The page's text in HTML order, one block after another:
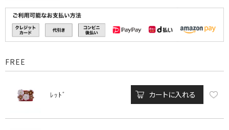
FREE
ﾚｯﾄﾞ カートに入れる